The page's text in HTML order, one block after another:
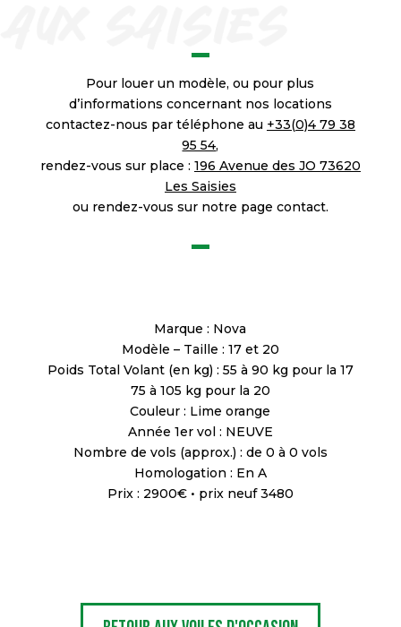
Pour louer un modèle, ou pour plus
d’informations concernant nos locations
contactez-nous par téléphone au +33(0)4 79 38
95 54,
rendez-vous sur place : 196 Avenue des JO 73620
Les Saisies
ou rendez-vous sur notre page contact.
Marque : Nova
Modèle – Taille : 17 et 20
Poids Total Volant (en kg) : 55 à 90 kg pour la 17
75 à 105 kg pour la 20
Couleur : Lime orange
Année 1er vol : NEUVE
Nombre de vols (approx.) : de 0 à 0 vols
Homologation : En A
Prix : 2900€ • prix neuf 3480